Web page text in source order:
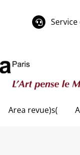
Service
Area revue)s(